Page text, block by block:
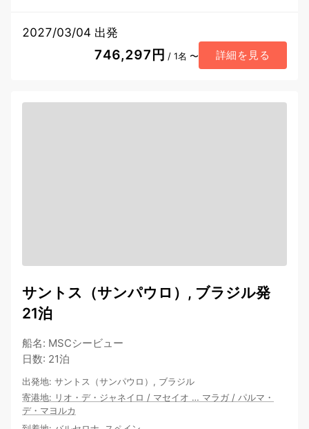
2027/03/04 出発
746,297円 / 1名 〜 詳細を見る
サントス（サンパウロ）, ブラジル発
21泊
船名: MSCシービュー
日数: 21泊
出発地: サントス（サンパウロ）, ブラジル
寄港地: リオ・デ・ジャネイロ / マセイオ … マラガ / パルマ・
デ・マヨルカ